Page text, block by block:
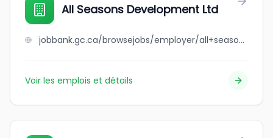
All Seasons Development Ltd
jobbank.gc.ca/browsejobs/employer/all+seasons+development+ltd/ca
Voir les emplois et détails